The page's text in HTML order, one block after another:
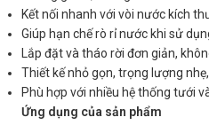
Kết nối nhanh với vòi nước kích
Giúp hạn chế rò rỉ nước khi sử
Lắp đặt và tháo rời đơn giản,
Thiết kế nhỏ gọn, trọng lượng
Phù hợp với nhiều hệ thống tưới
Ứng dụng của sản phẩm